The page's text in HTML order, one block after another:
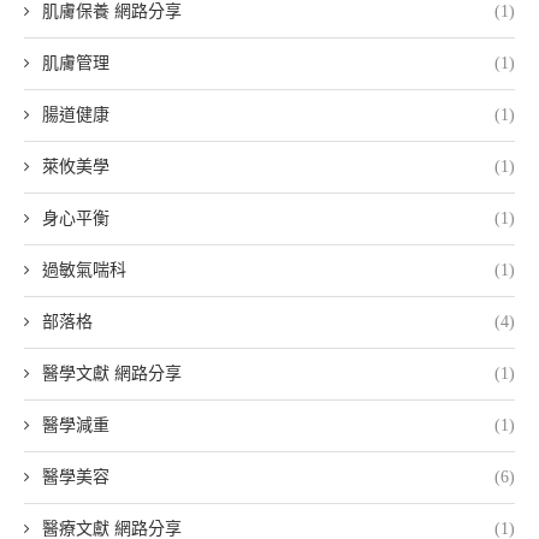
肌膚保養 網路分享 (1)
肌膚管理 (1)
腸道健康 (1)
萊攸美學 (1)
身心平衡 (1)
過敏氣喘科 (1)
部落格 (4)
醫學文獻 網路分享 (1)
醫學減重 (1)
醫學美容 (6)
醫療文獻 網路分享 (1)